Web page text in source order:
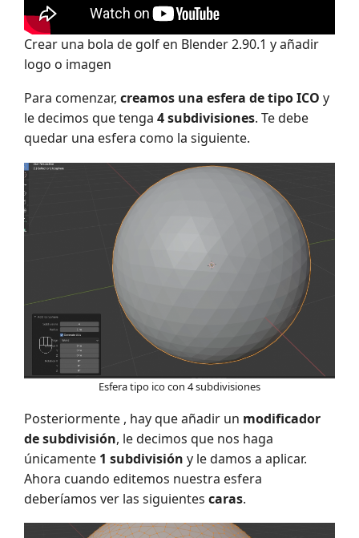
Crear una bola de golf en Blender 2.90.1 y añadir
logo o imagen
Para comenzar, creamos una esfera de tipo ICO y
le decimos que tenga 4 subdivisiones. Te debe
quedar una esfera como la siguiente.
Esfera tipo ico con 4 subdivisiones
Posteriormente , hay que añadir un modificador
de subdivisión, le decimos que nos haga
únicamente 1 subdivisión y le damos a aplicar.
Ahora cuando editemos nuestra esfera
deberíamos ver las siguientes caras.